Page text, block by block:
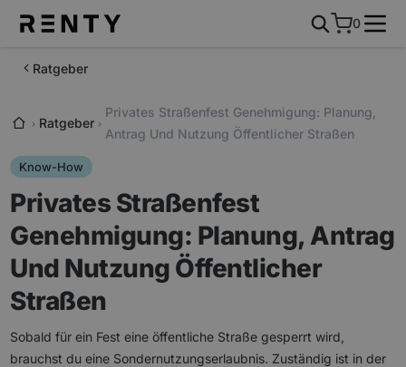
0
Ratgeber
Ratgeber
Privates Straßenfest Genehmigung: Planung,
Antrag Und Nutzung Öffentlicher Straßen
Know-How
Privates Straßenfest
Genehmigung: Planung, Antrag
Und Nutzung Öffentlicher
Straßen
Sobald für ein Fest eine öffentliche Straße gesperrt wird,
brauchst du eine Sondernutzungserlaubnis. Zuständig ist in der